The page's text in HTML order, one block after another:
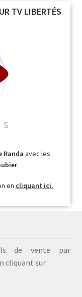
TV LIBERTÉS
Randa avec les
.
en cliquant ici.
de vente par
cliquant sur :